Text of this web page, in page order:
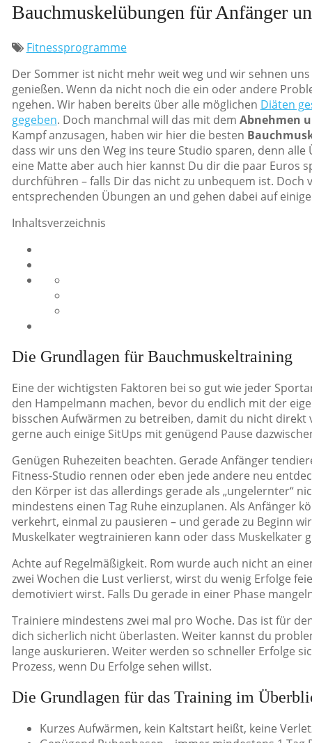
Bauchmuskelübungen für Anfänger
Fitnessprogramme
Der Sommer ist nicht mehr weit weg und wir sehnen
genießen. Wenn da nicht noch die ein oder andere
ngehen. Wir haben bereits über alle möglichen Diäten
gegeben. Doch manchmal will das mit dem Abnehmen
Kampf anzusagen, haben wir hier die besten
dass wir uns den Weg ins teure Studio sparen, denn
eine Matte aber auch hier kannst Du dir die paar Euros
durchführen – falls Dir das nicht zu unbequem ist.
entsprechenden Übungen an und gehen dabei auf
Inhaltsverzeichnis
Die Grundlagen für Bauchmuskeltraining
Eine der wichtigsten Faktoren bei so gut wie jeder
den Hampelmann machen, bevor du endlich mit der
bisschen Aufwärmen zu betreiben, damit du nicht
gerne auch einige SitUps mit genügend Pause
Genügen Ruhezeiten beachten. Gerade Anfänger
Fitness-Studio rennen oder eben jede andere neu
den Körper ist das allerdings gerade als „ungelernter“
mindestens einen Tag Ruhe einzuplanen. Als Anfänger
verkehrt, einmal zu pausieren – und gerade zu Beginn
Muskelkater wegtrainieren kann oder dass Muskelkater
Achte auf Regelmäßigkeit. Rom wurde auch nicht an
zwei Wochen die Lust verlierst, wirst du wenig Erfolge
demotiviert wirst. Falls Du gerade in einer Phase
Trainiere mindestens zwei mal pro Woche. Das ist für
dich sicherlich nicht überlasten. Weiter kannst du
lange auskurieren. Weiter werden so schneller Erfolge
Prozess, wenn Du Erfolge sehen willst.
Die Grundlagen für das Training im
Kurzes Aufwärmen, kein Kaltstart heißt, keine